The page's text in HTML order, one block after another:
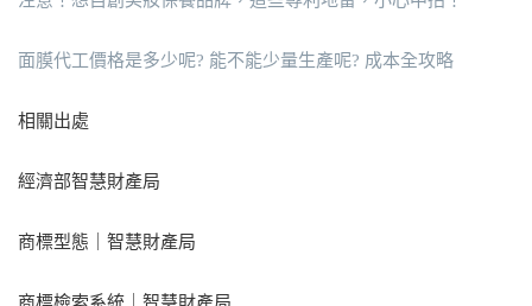
面膜代工價格是多少呢? 能不能少量生產呢? 成本全攻略
相關出處
經濟部智慧財產局
商標型態｜智慧財產局